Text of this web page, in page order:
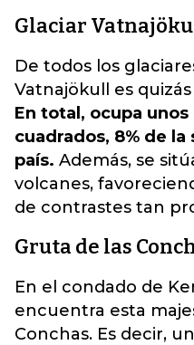
Glaciar
De todos los
Vatnajökull es
En total, ocupa
cuadrados, 8% de
país. Además, se
volcanes,
de contrastes tan
Gruta de las
En el condado de
encuentra esta
Conchas. Es decir,